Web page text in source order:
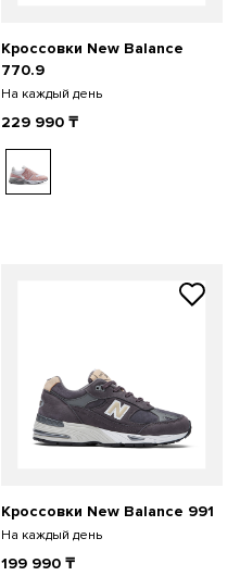
Кроссовки New Balance
770.9
На каждый день
229 990 ₸
Кроссовки New Balance 991
На каждый день
199 990 ₸